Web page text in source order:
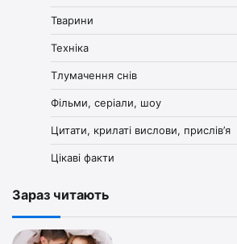
Тварини
Техніка
Тлумачення снів
Фільми, серіали, шоу
Цитати, крилаті вислови, прислів’я
Цікаві факти
Зараз читають